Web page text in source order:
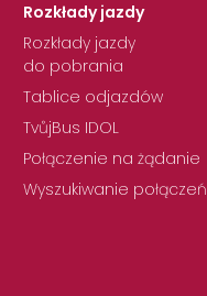
Rozkłady jazdy
Rozkłady jazdy
do pobrania
Tablice odjazdów
TvůjBus IDOL
Połączenie na żądanie
Wyszukiwanie połączeń